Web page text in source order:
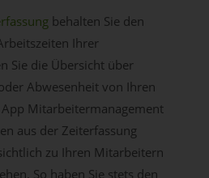
behalten Sie den
Ihrer
Sie die Übersicht über
Abwesenheit von Ihren
Mitarbeitermanagement
aus der Zeiterfassung
zu Ihren Mitarbeitern
So haben Sie stets den